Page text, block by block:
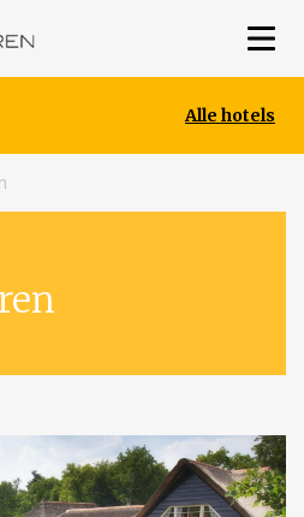
Alle hotels